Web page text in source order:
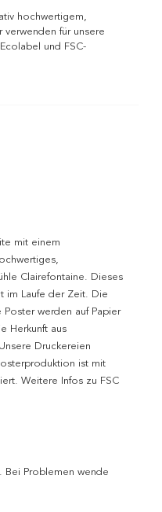
hochwertigem,
verwenden für unsere
und FSC-
mit einem
Clairefontaine. Dieses
im Laufe der Zeit. Die
werden auf Papier
Herkunft aus
Druckereien
ist mit
Weitere Infos zu FSC
Bei Problemen wende